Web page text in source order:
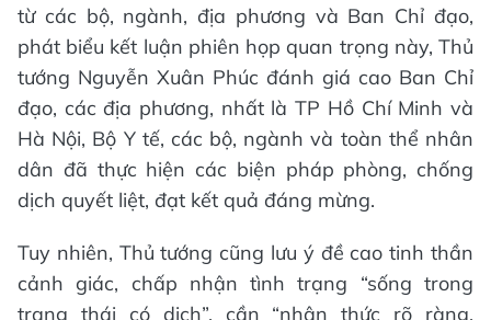
từ các bộ, ngành, địa phương và Ban Chỉ đạo,
phát biểu kết luận phiên họp quan trọng này, Thủ
tướng Nguyễn Xuân Phúc đánh giá cao Ban Chỉ
đạo, các địa phương, nhất là TP Hồ Chí Minh và
Hà Nội, Bộ Y tế, các bộ, ngành và toàn thể nhân
dân đã thực hiện các biện pháp phòng, chống
dịch quyết liệt, đạt kết quả đáng mừng.
Tuy nhiên, Thủ tướng cũng lưu ý đề cao tinh thần
cảnh giác, chấp nhận tình trạng “sống trong
trạng thái có dịch”, cần “nhận thức rõ ràng,